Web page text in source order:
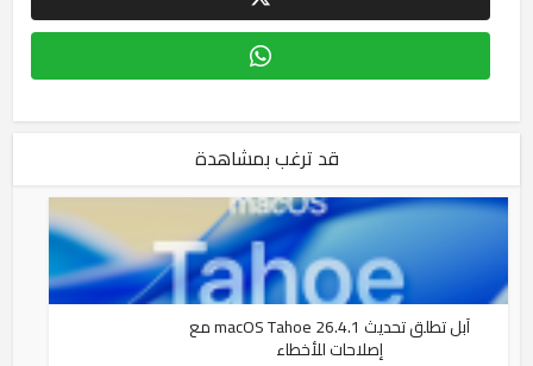
قد ترغب بمشاهدة
آبل تطلق تحديث macOS Tahoe 26.4.1 مع
إصلاحات للأخطاء